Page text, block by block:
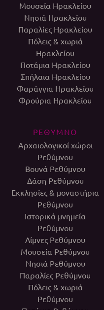
Μουσεία Ηρακλείου
Νησιά Ηρακλείου
Παραλίες Ηρακλείου
Πόλεις & χωριά
Ηρακλείου
Ποτάμια Ηρακλείου
Σπήλαια Ηρακλείου
Φαράγγια Ηρακλείου
Φρούρια Ηρακλείου
ΡΕΘΥΜΝΟ
Αρχαιολογικοί χώροι
Ρεθύμνου
Βουνά Ρεθύμνου
Δάση Ρεθύμνου
Εκκλησίες & μοναστήρια
Ρεθύμνου
Ιστορικά μνημεία
Ρεθύμνου
Λίμνες Ρεθύμνου
Μουσεία Ρεθύμνου
Νησιά Ρεθύμνου
Παραλίες Ρεθύμνου
Πόλεις & χωριά
Ρεθύμνου